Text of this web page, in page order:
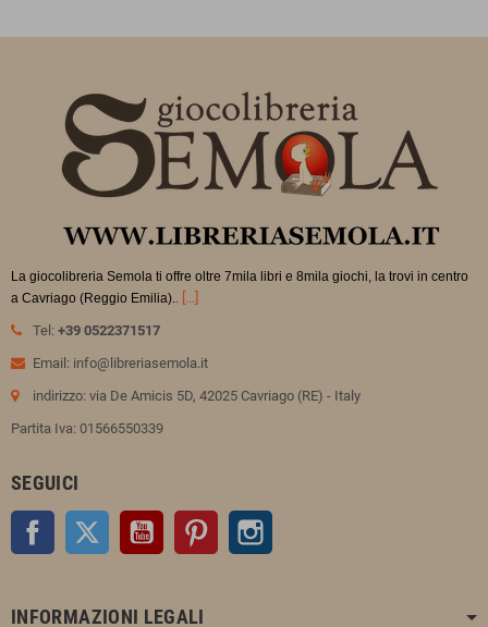
La giocolibreria Semola ti offre oltre 7mila libri e 8mila giochi, la trovi in centro
a Cavriago (Reggio Emilia). . [...]
Tel: +39 0522371517
Email: info@libreriasemola.it
indirizzo: via De Amicis 5D, 42025 Cavriago (RE) - Italy
Partita Iva: 01566550339
SEGUICI
Facebook Twitter YouTube Pinterest
INFORMAZIONI LEGALI